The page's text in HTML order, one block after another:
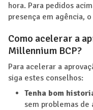
hora. Para pedidos
presença em agência,
Como acelerar a
Millennium BCP?
Para acelerar a
siga estes conselhos:
Tenha bom
sem problemas de